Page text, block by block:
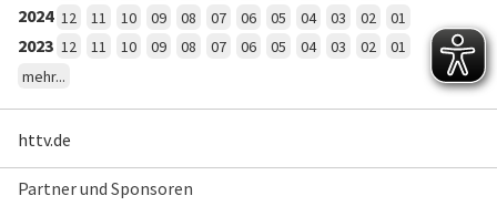
2024 12 11 10 09 08 07 06 05 04 03 02 01
2023 12 11 10 09 08 07 06 05 04 03 02
01
mehr...
httv.de
Partner und Sponsoren